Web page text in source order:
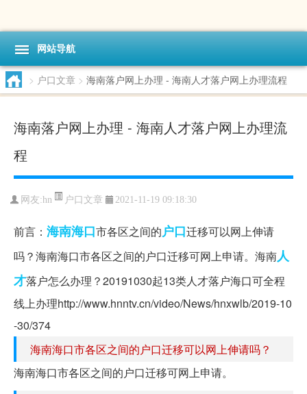
网站导航
> 户口文章 > 海南落户网上办理 - 海南人才落户网上办理流程
海南落户网上办理 - 海南人才落户网上办理流
程
网友:hn 户口文章 2021-11-19 09:18:30
前言： 海南海口市各区之间的户口迁移可以网上伸请
吗？海南海口市各区之间的户口迁移可网上申请。海南人
才落户怎么办理？20191030起13类人才落户海口可全程
线上办理http://www.hnntv.cn/video/News/hnxwlb/2019-10
-30/374
海南海口市各区之间的户口迁移可以网上伸请吗？
海南海口市各区之间的户口迁移可网上申请。